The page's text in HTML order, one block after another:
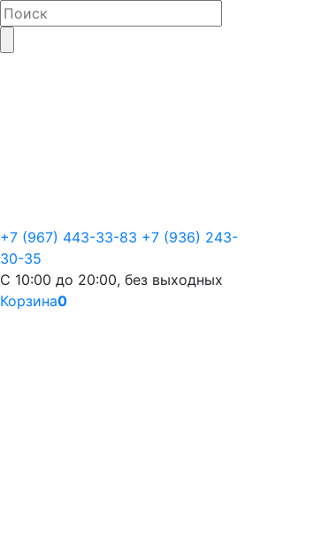
+7 (967) 443-33-83 +7 (936) 243-
30-35
С 10:00 до 20:00, без выходных
Корзина0